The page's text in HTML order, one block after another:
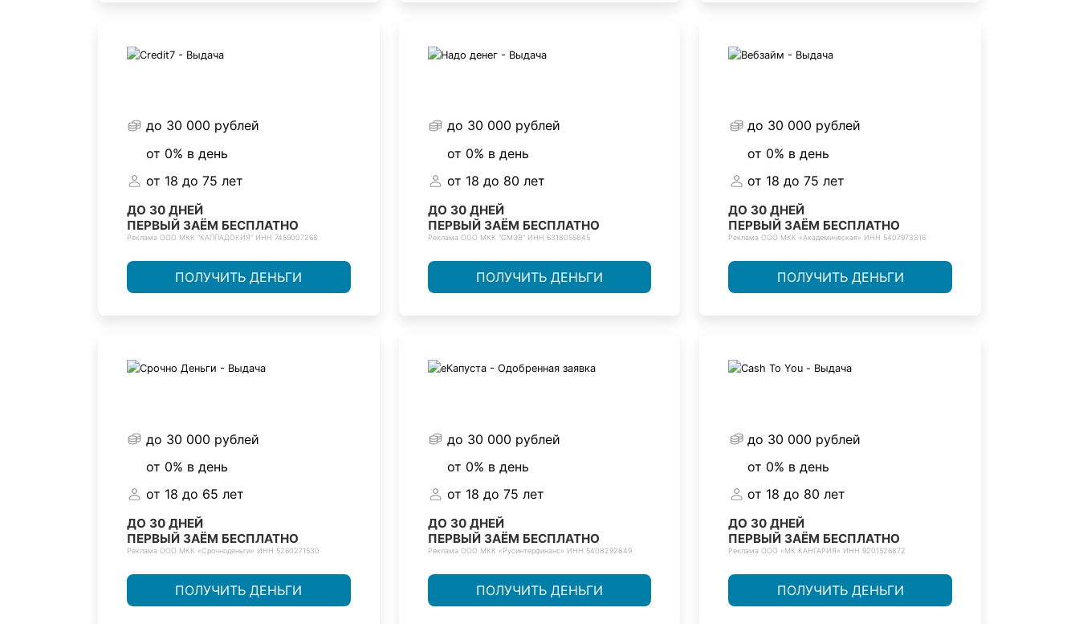
до 30 000 рублей
от 0% в день
от 18 до 75 лет
ДО 30 ДНЕЙ
ПЕРВЫЙ ЗАЁМ БЕСПЛАТНО
Реклама ООО МКК "КАППАДОКИЯ" ИНН 7459007268
ПОЛУЧИТЬ ДЕНЬГИ
до 30 000 рублей
от 0% в день
от 18 до 80 лет
ДО 30 ДНЕЙ
ПЕРВЫЙ ЗАЁМ БЕСПЛАТНО
Реклама ООО МКК "СМЭВ" ИНН 6318055845
ПОЛУЧИТЬ ДЕНЬГИ
до 30 000 рублей
от 0% в день
от 18 до 75 лет
ДО 30 ДНЕЙ
ПЕРВЫЙ ЗАЁМ БЕСПЛАТНО
Реклама ООО МКК «Академическая» ИНН 5407973316
ПОЛУЧИТЬ ДЕНЬГИ
до 30 000 рублей
от 0% в день
от 18 до 65 лет
ДО 30 ДНЕЙ
ПЕРВЫЙ ЗАЁМ БЕСПЛАТНО
Реклама ООО МКК «Срочноденьги» ИНН 5260271530
ПОЛУЧИТЬ ДЕНЬГИ
до 30 000 рублей
от 0% в день
от 18 до 75 лет
ДО 30 ДНЕЙ
ПЕРВЫЙ ЗАЁМ БЕСПЛАТНО
Реклама ООО МКК «Русинтерфинанс» ИНН 5408292849
ПОЛУЧИТЬ ДЕНЬГИ
до 30 000 рублей
от 0% в день
от 18 до 80 лет
ДО 30 ДНЕЙ
ПЕРВЫЙ ЗАЁМ БЕСПЛАТНО
Реклама ООО «МК КАНГАРИЯ» ИНН 9201526872
ПОЛУЧИТЬ ДЕНЬГИ